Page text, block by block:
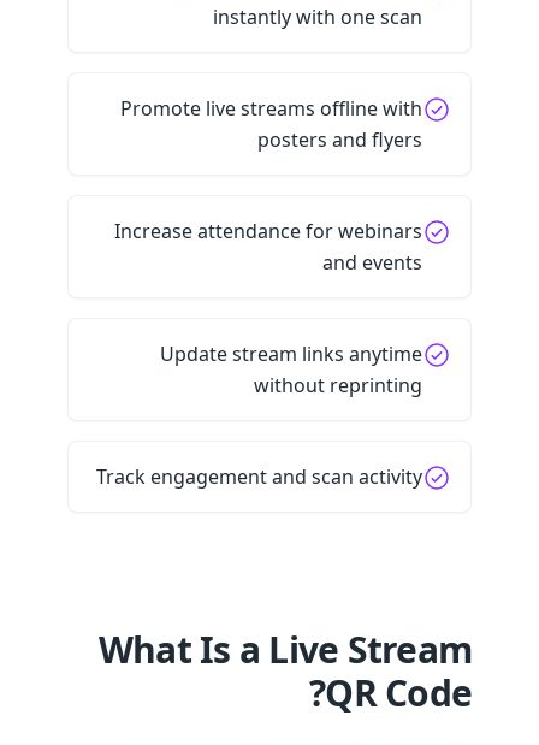
instantly with one scan
Promote live streams offline with
posters and flyers
Increase attendance for webinars
and events
Update stream links anytime
without reprinting
Track engagement and scan activity
What Is a Live Stream
QR Code?